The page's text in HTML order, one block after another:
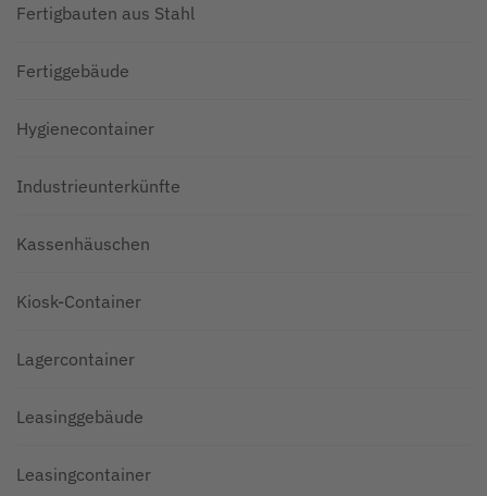
Fertigbauten aus Stahl
Fertiggebäude
Hygienecontainer
Industrieunterkünfte
Kassenhäuschen
Kiosk-Container
Lagercontainer
Leasinggebäude
Leasingcontainer